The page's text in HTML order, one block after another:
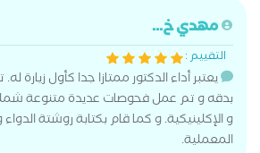
مهدي خ...
التقييم :
يعتبر أداء الدكتور ممتازا جدا كأول زيارة
بدقه و تم عمل فحوصات عديدة متنوعة
و الإكلينيكية. و كما قام بكتابة روشتة
المعملية.